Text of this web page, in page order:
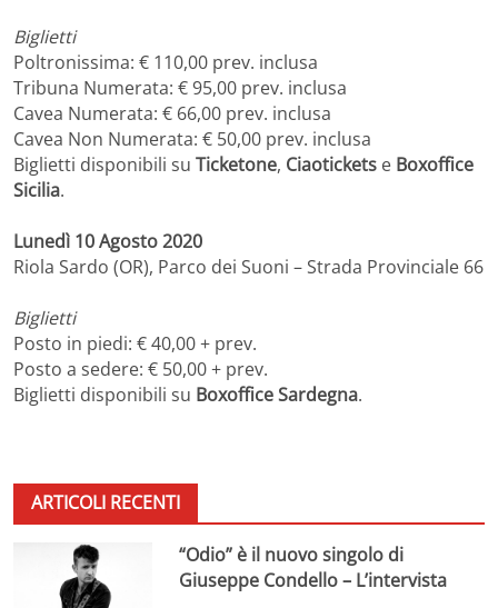
Biglietti
Poltronissima: € 110,00 prev. inclusa
Tribuna Numerata: € 95,00 prev. inclusa
Cavea Numerata: € 66,00 prev. inclusa
Cavea Non Numerata: € 50,00 prev. inclusa
Biglietti disponibili su Ticketone, Ciaotickets e Boxoffice
Sicilia.
Lunedì 10 Agosto 2020
Riola Sardo (OR), Parco dei Suoni – Strada Provinciale 66
Biglietti
Posto in piedi: € 40,00 + prev.
Posto a sedere: € 50,00 + prev.
Biglietti disponibili su Boxoffice Sardegna.
ARTICOLI RECENTI
“Odio” è il nuovo singolo di
Giuseppe Condello – L’intervista